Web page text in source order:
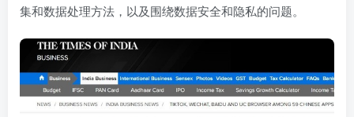
集和数据处理方法，以及围绕数据安全和隐私的问题。